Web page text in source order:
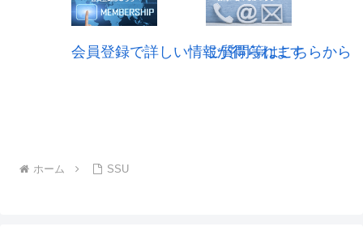
会員登録で詳しい情報が得られます
ご質問等はこちらから
ホーム SSU